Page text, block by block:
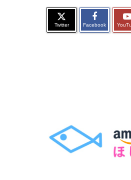
Twitter Facebook